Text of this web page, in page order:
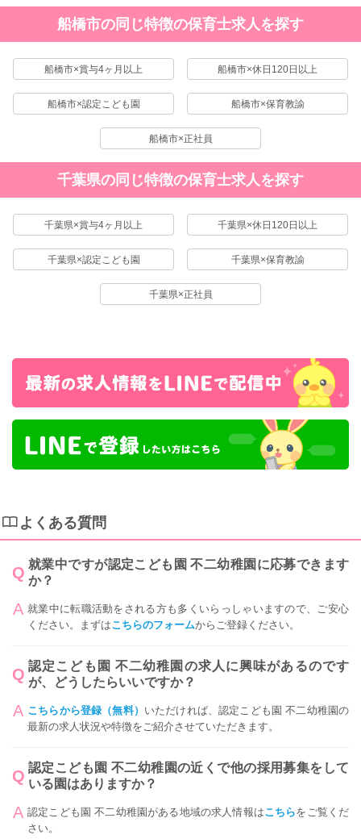
船橋市の同じ特徴の保育士求人を探す
船橋市×賞与4ヶ月以上 船橋市×休日120日以上
船橋市×認定こども園 船橋市×保育教諭
船橋市×正社員
千葉県の同じ特徴の保育士求人を探す
千葉県×賞与4ヶ月以上 千葉県×休日120日以上
千葉県×認定こども園 千葉県×保育教諭
千葉県×正社員
よくある質問
就業中ですが認定こども園 不二幼稚園に応募できます
か？
就業中に転職活動をされる方も多くいらっしゃいますので、ご安心
ください。まずはこちらのフォームからご登録ください。
認定こども園 不二幼稚園の求人に興味があるのです
が、どうしたらいいですか？
こちらから登録（無料） いただければ、認定こども園 不二幼稚園の
最新の求人状況や特徴をご紹介させていただきます。
認定こども園 不二幼稚園の近くで他の採用募集をして
いる園はありますか？
認定こども園 不二幼稚園がある地域の求人情報はこちらをご覧くだ
さい。